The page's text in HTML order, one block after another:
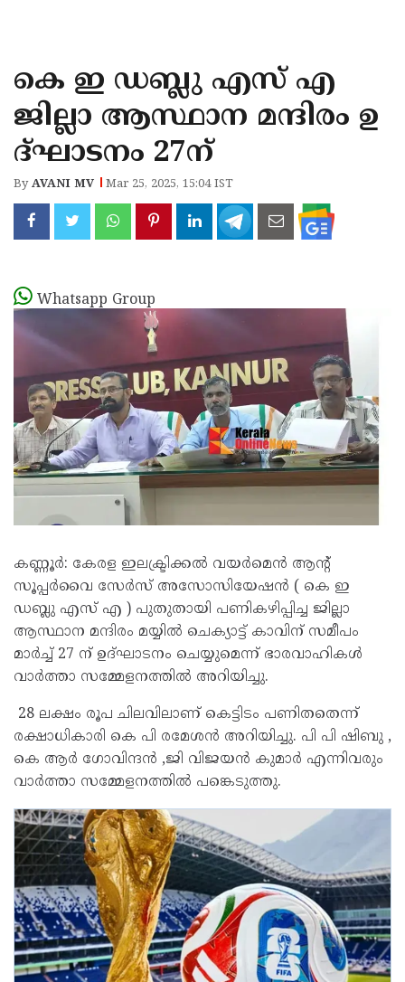
KANNUR
KASARAGOD
കെ ഇ ഡബ്ലു എസ് എ
ജില്ലാ ആസ്ഥാന മന്ദിരം ഉ
ദ്ഘാടനം 27ന്
ByAVANI MV Mar 25, 2025, 15:04 IST
Whatsapp Group
കണ്ണൂർ: കേരള ഇലക്ട്രിക്കൽ വയർമെൻ ആന്റ്
സൂപ്പർവൈ സേർസ് അസോസിയേഷൻ ( കെ ഇ
ഡബ്ലു എസ് എ ) പുതുതായി പണികഴിപ്പിച്ച ജില്ലാ
ആസ്ഥാന മന്ദിരം മയ്യിൽ ചെക്യാട്ട് കാവിന് സമീപം
മാർച്ച് 27 ന് ഉദ്ഘാടനം ചെയ്യുമെന്ന് ഭാരവാഹികൾ
വാർത്താ സമ്മേളനത്തിൽ അറിയിച്ചു.
28 ലക്ഷം രൂപ ചിലവിലാണ് കെട്ടിടം പണിതതെന്ന്
രക്ഷാധികാരി കെ പി രമേശൻ അറിയിച്ചു. പി പി ഷിബു ,
കെ ആർ ഗോവിന്ദൻ ,ജി വിജയൻ കുമാർ എന്നിവരും
വാർത്താ സമ്മേളനത്തിൽ പങ്കെടുത്തു.